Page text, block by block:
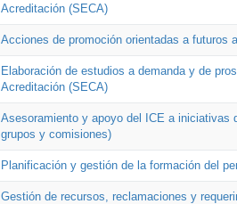
Acreditación (SECA)
Acciones de promoción orientadas a futuros
Elaboración de estudios a demanda y de
Acreditación (SECA)
Asesoramiento y apoyo del ICE a iniciativas
grupos y comisiones)
Planificación y gestión de la formación del
Gestión de recursos, reclamaciones y